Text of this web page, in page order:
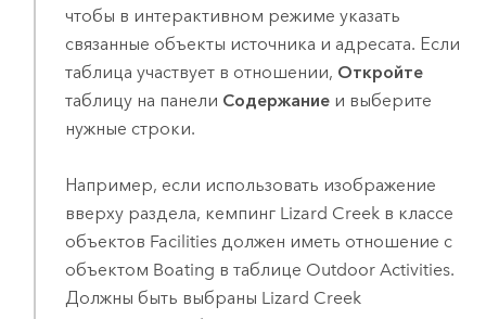
чтобы в интерактивном режиме указать
связанные объекты источника и адресата. Если
таблица участвует в отношении, Откройте
таблицу на панели Содержаниеи выберите
нужные строки.
Например, если использовать изображение
вверху раздела, кемпинг Lizard Creek в классе
объектов Facilities должен иметь отношение с
объектом Boating в таблице Outdoor Activities.
Должны быть выбраны Lizard Creek